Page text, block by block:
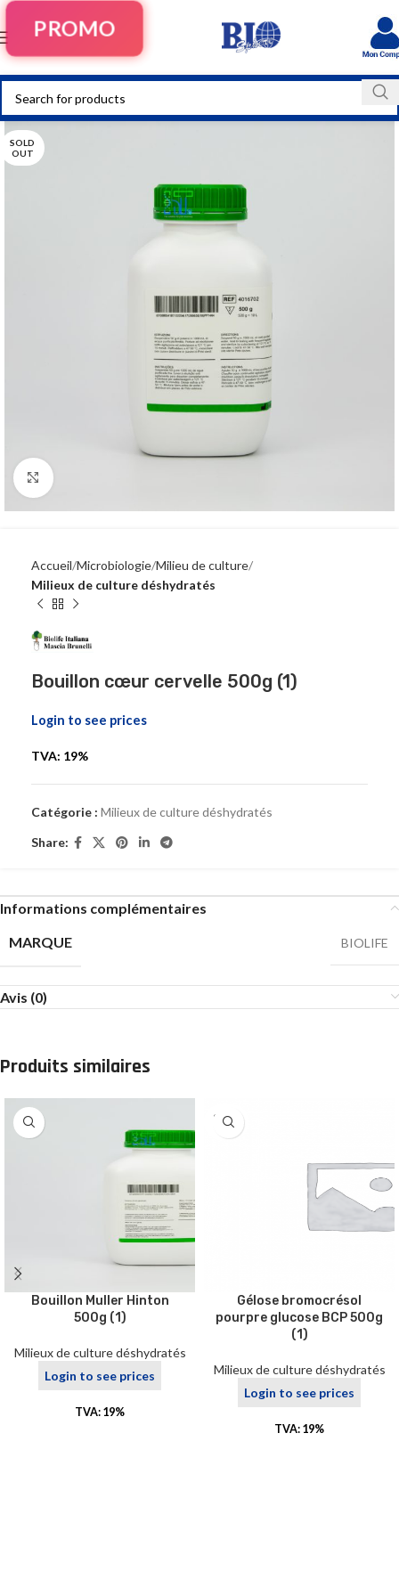
PROMO
SOLD
OUT
Click to enlarge
Accueil Microbiologie Milieu de culture
Milieux de culture déshydratés
Bouillon cœur cervelle 500g (1)
Login to see prices
TVA: 19%
Catégorie : Milieux de culture déshydratés
Share:
Informations complémentaires
MARQUE
BIOLIFE
Avis (0)
Produits similaires
Bouillon Muller Hinton
500g (1)
Milieux de culture déshydratés
Login to see prices
TVA: 19%
SOLD
OUT
Gélose bromocrésol
pourpre glucose BCP 500g
(1)
Milieux de culture déshydratés
Login to see prices
TVA: 19%